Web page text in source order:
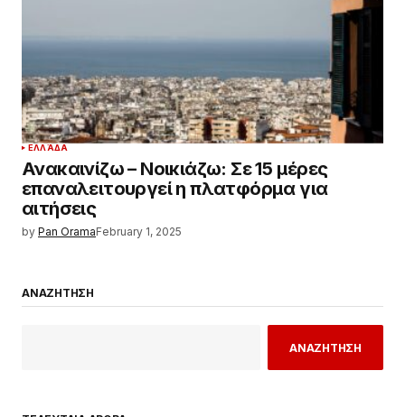
ΕΛΛΆΔΑ
Ανακαινίζω – Νοικιάζω: Σε 15 μέρες
επαναλειτουργεί η πλατφόρμα για
αιτήσεις
by Pan OramaFebruary 1, 2025
ΑΝΑΖΗΤΗΣΗ
ΑΝΑΖΗΤΗΣΗ